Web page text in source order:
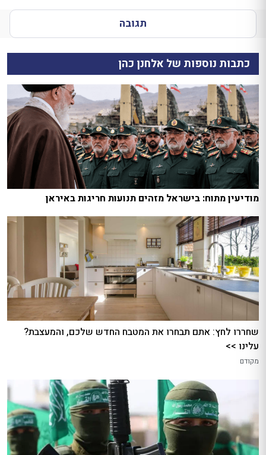
תגובה
כתבות נוספות של אלחנן כהן
מודיעין מתוח: בישראל מזהים תנועות חריגות באיראן
שחררו לחץ: אתם תבחרו את המטבח החדש שלכם, והמעצבת?
עלינו >>
מקודם